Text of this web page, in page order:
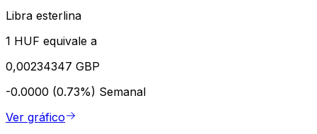
Libra esterlina
1 HUF equivale a
0,00234347 GBP
-0.0000 (0.73%) Semanal
Ver gráfico